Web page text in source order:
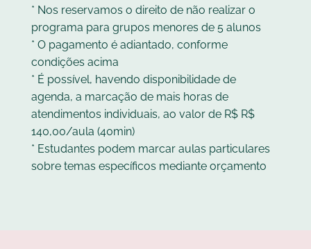
* Nos reservamos o direito de não realizar o
programa para grupos menores de 5 alunos
* O pagamento é adiantado, conforme
condições acima
* É possível, havendo disponibilidade de
agenda, a marcação de mais horas de
atendimentos individuais, ao valor de R$ R$
140,00/aula (40min)
* Estudantes podem marcar aulas particulares
sobre temas específicos mediante orçamento